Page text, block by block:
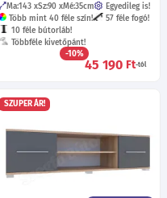
Ma:143 Sz:90 Mé:35cm
Egyedileg is!
Több mint 40 féle szín!
57 féle fogó!
10 féle bútorláb!
Többféle kivetőpánt!
-10%
45 190 Ft-tól
SZUPER ÁR!